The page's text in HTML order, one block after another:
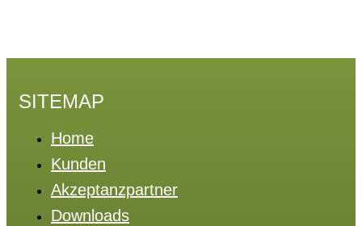
SITEMAP
Home
Kunden
Akzeptanzpartner
Downloads